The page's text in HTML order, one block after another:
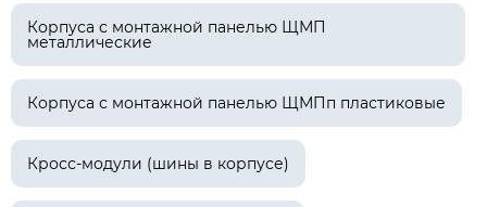
Корпуса с монтажной панелью ЩМП
металлические
Корпуса с монтажной панелью ЩМПп пластиковые
Кросс-модули (шины в корпусе)